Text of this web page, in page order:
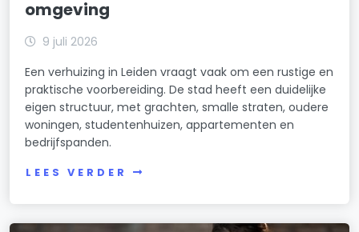
omgeving
9 juli 2026
Een verhuizing in Leiden vraagt vaak om een rustige en
praktische voorbereiding. De stad heeft een duidelijke
eigen structuur, met grachten, smalle straten, oudere
woningen, studentenhuizen, appartementen en
bedrijfspanden.
LEES VERDER